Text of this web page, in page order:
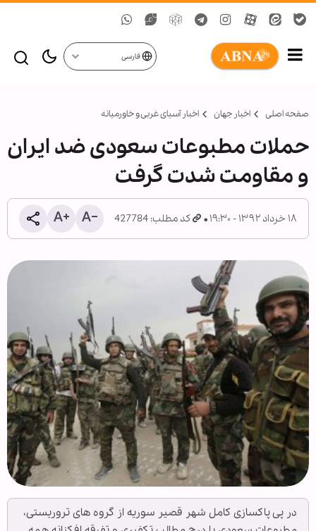
فارسی
صفحه اصلی اخبار جهان اخبار آسیای غربی و خاورمیانه
حملات مطبوعات سعودی ضد ایران
و مقاومت شدت گرفت
۱۸ خرداد ۱۳۹۲ - ۱۹:۳۰ کد مطلب: 427784
در پی پاکسازی کامل شهر قصیر سوریه از گروه های تروریستی،